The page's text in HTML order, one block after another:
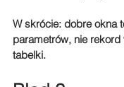
W skrócie: dobre okna
parametrów, nie
tabelki.